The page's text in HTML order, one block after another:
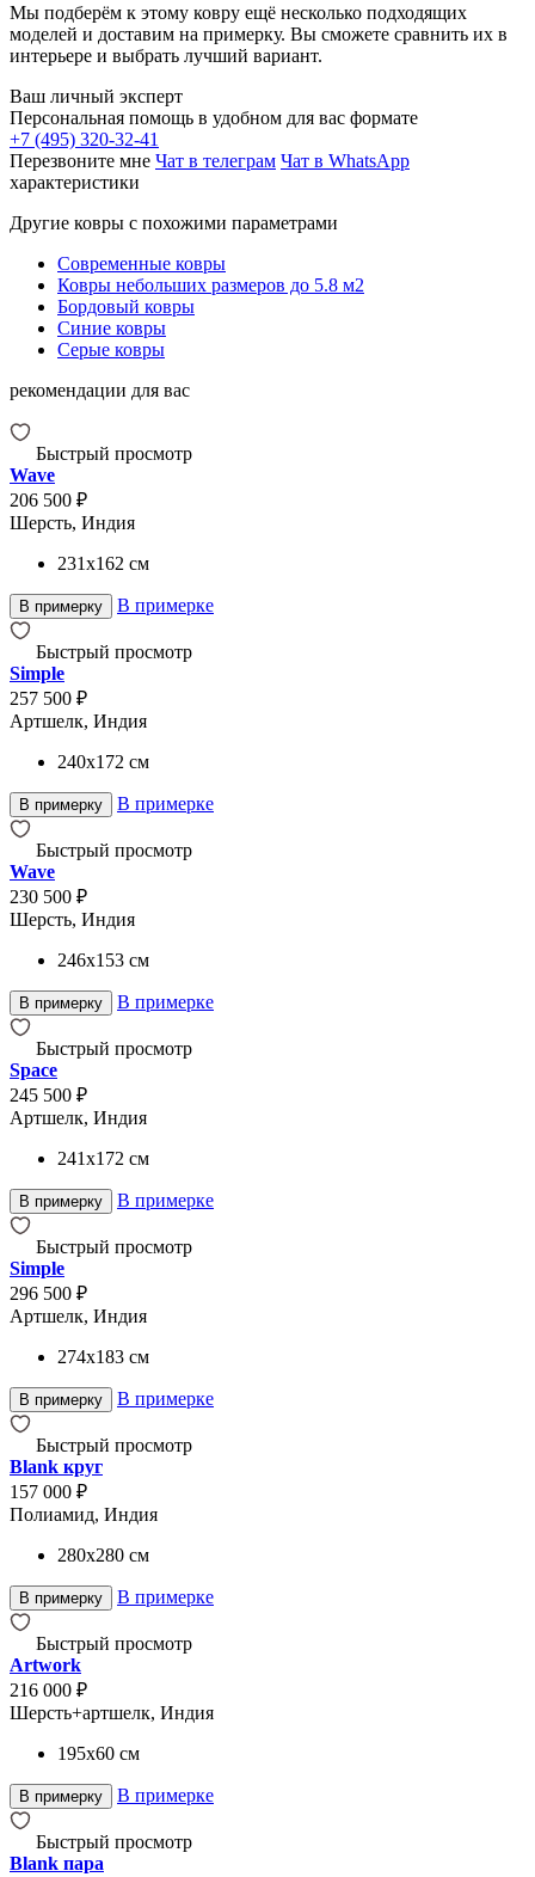
Мы подберём к этому ковру ещё несколько подходящих
моделей и доставим на примерку. Вы сможете сравнить их в
интерьере и выбрать лучший вариант.
Ваш личный эксперт
Персональная помощь в удобном для вас формате
+7 (495) 320-32-41
Перезвоните мне Чат в телеграм Чат в WhatsApp
характеристики
Другие ковры с похожими параметрами
Современные ковры
Ковры небольших размеров до 5.8 м2
Бордовый ковры
Синие ковры
Серые ковры
рекомендации для вас
Быстрый просмотр
Wave
206 500 ₽
Шерсть, Индия
231x162 см
В примерку В примерке
Быстрый просмотр
Simple
257 500 ₽
Артшелк, Индия
240x172 см
В примерку В примерке
Быстрый просмотр
Wave
230 500 ₽
Шерсть, Индия
246x153 см
В примерку В примерке
Быстрый просмотр
Space
245 500 ₽
Артшелк, Индия
241x172 см
В примерку В примерке
Быстрый просмотр
Simple
296 500 ₽
Артшелк, Индия
274x183 см
В примерку В примерке
Быстрый просмотр
Blank круг
157 000 ₽
Полиамид, Индия
280x280 см
В примерку В примерке
Быстрый просмотр
Artwork
216 000 ₽
Шерсть+артшелк, Индия
195x60 см
В примерку В примерке
Быстрый просмотр
Blank пара